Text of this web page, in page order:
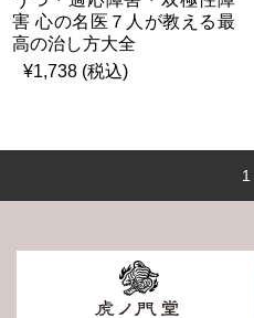
害 心の名医７人が教える最
高の治し方大全
¥1,738 (税込)
1